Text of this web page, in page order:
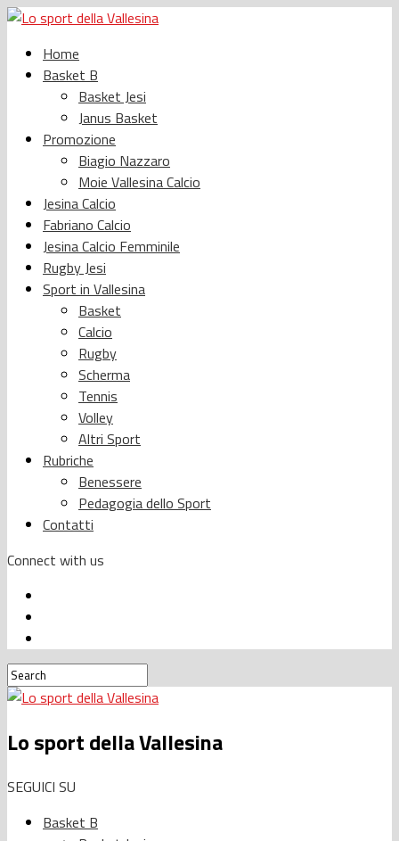
Home
Basket B
Basket Jesi
Janus Basket
Promozione
Biagio Nazzaro
Moie Vallesina Calcio
Jesina Calcio
Fabriano Calcio
Jesina Calcio Femminile
Rugby Jesi
Sport in Vallesina
Basket
Calcio
Rugby
Scherma
Tennis
Volley
Altri Sport
Rubriche
Benessere
Pedagogia dello Sport
Contatti
Connect with us
Lo sport della Vallesina
SEGUICI SU
Basket B